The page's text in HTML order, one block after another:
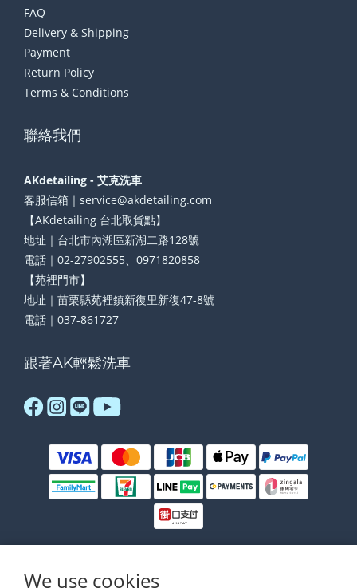
We use cookies
FAQ
Delivery & Shipping
Payment
Return Policy
Terms & Conditions
聯絡我們
AKdetailing - 艾克洗車
客服信箱｜service@akdetailing.com
【AKdetailing 台北取貨點】
地址｜台北市內湖區新湖二路128號
電話｜02-27902555、0971820858
【苑裡門市】
地址｜苗栗縣苑裡鎮新復里新復47-8號
電話｜037-861727
跟著AK輕鬆洗車